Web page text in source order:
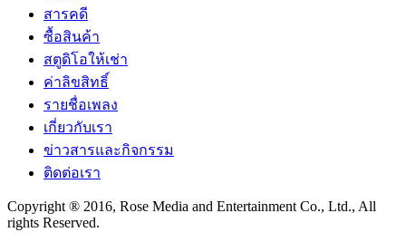
สารคดี
ซื้อสินค้า
สตูดิโอให้เช่า
ค่าลิขสิทธิ์
รายชื่อเพลง
เกี่ยวกับเรา
ข่าวสารและกิจกรรม
ติดต่อเรา
Copyright ® 2016, Rose Media and Entertainment Co., Ltd., All
rights Reserved.